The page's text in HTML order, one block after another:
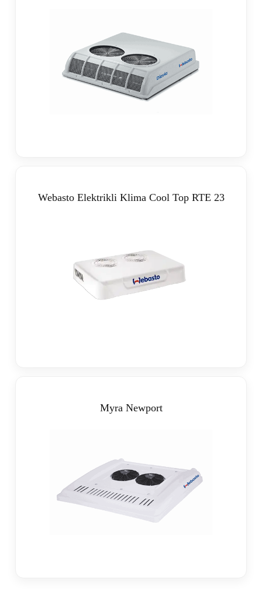
Webasto Elektrikli Klima Cool Top RTE 23
Myra Newport